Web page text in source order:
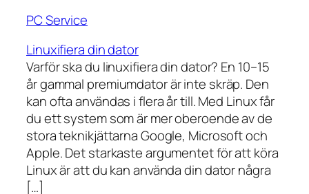
PC Service
Linuxifiera din dator
Varför ska du linuxifiera din dator? En 10–15
år gammal premiumdator är inte skräp. Den
kan ofta användas i flera år till. Med Linux får
du ett system som är mer oberoende av de
stora teknikjättarna Google, Microsoft och
Apple. Det starkaste argumentet för att köra
Linux är att du kan använda din dator några
[…]